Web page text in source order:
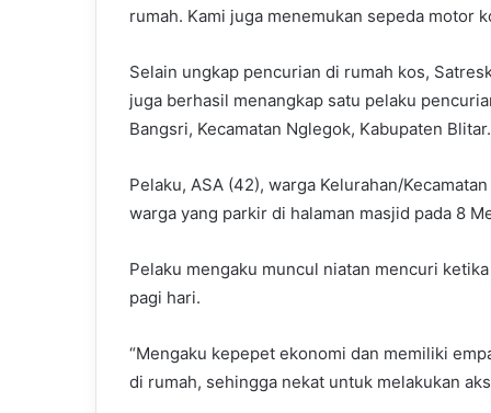
rumah. Kami juga menemukan sepeda motor
Selain ungkap pencurian di rumah kos,
juga berhasil menangkap satu pelaku
Bangsri, Kecamatan Nglegok, Kabupaten Blitar.
Pelaku, ASA (42), warga Kelurahan/
warga yang parkir di halaman masjid pada 8
Pelaku mengaku muncul niatan mencuri
pagi hari.
“Mengaku kepepet ekonomi dan memiliki
di rumah, sehingga nekat untuk melakukan